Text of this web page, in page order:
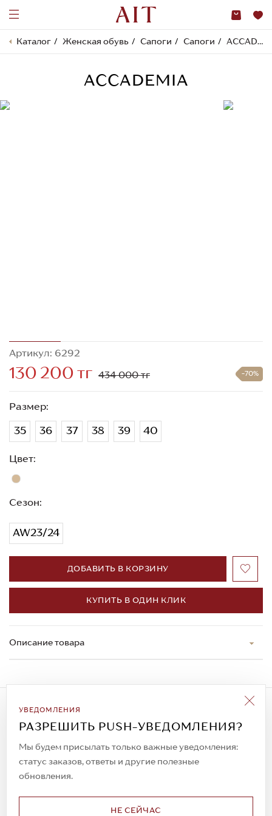
Каталог Женская обувь Сапоги Сапоги ACCADEMIA
ACCADEMIA
Артикул: 6292
130 200 тг 434 000 тг -70%
Размер:
35 36 37 38 39 40
Цвет:
Сезон:
AW23/24
ДОБАВИТЬ В КОРЗИНУ
КУПИТЬ В ОДИН КЛИК
Описание товара
УВЕДОМЛЕНИЯ
РАЗРЕШИТЬ PUSH-УВЕДОМЛЕНИЯ?
Мы будем присылать только важные уведомления:
статус заказов, ответы и другие полезные
обновления.
НЕ СЕЙЧАС
Подписаться на рассылку
Всегда будьте в курсе новых акций и
спецпредложений!
© 2023. AIT Shoes
Все права защищены